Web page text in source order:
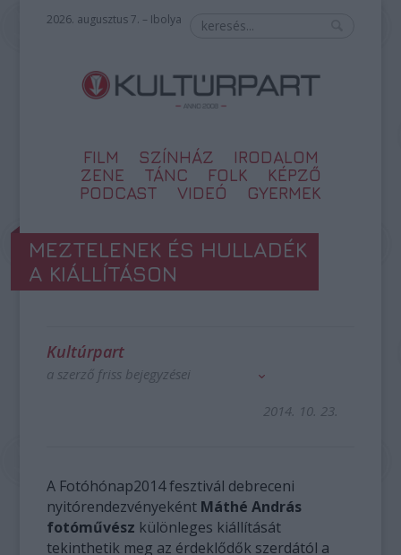
2026. augusztus 7. – Ibolya
FILM SZÍNHÁZ
IRODALOM
ZENE
TÁNC FOLK
KÉPZŐ
PODCAST
VIDEÓ GYERMEK
MEZTELENEK ÉS HULLADÉK
A KIÁLLÍTÁSON
Kultúrpart
a szerző friss bejegyzései
2014. 10. 23.
A Fotóhónap2014 fesztivál debreceni
nyitórendezvényeként Máthé András
fotóművész különleges kiállítását
tekinthetik meg az érdeklődők szerdától a